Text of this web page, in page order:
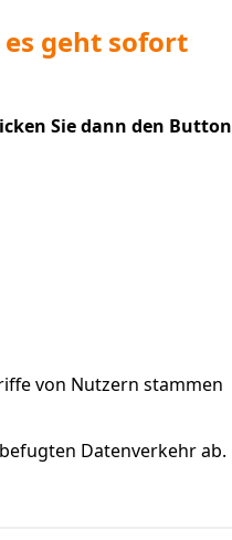
es geht sofort
Sie dann den Button
von Nutzern stammen
Datenverkehr ab.